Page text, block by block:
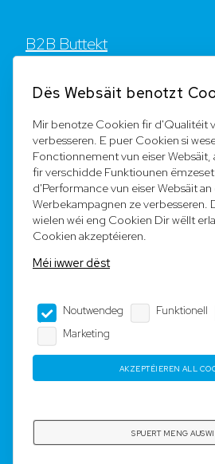
B2B Buttekt
Registréieren
Equipe
Legal Notice
Impressum
Dateschutz
3W.LU
Dës Websäit benotzt
Mir benotze Cookien fir d'Qualitéit
verbesseren. E puer Cookien si
Fonctionnement vun eiser
fir verschidde Funktiounen
d'Performance vun eiser Websäit
Werbekampagnen ze verbesseren.
wielen wéi eng Cookien Dir wëllt
Cookien akzeptéieren.
Méi iwwer dëst
Noutwendeg Funktionell
Marketing
AKZEPTÉIEREN ALL
SPUERT MENG